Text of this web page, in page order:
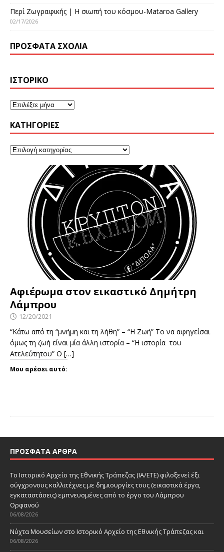
Περί Ζωγραφικής | Η σιωπή του κόσμου-Mataroa Gallery
02/17/2026
ΠΡΌΣΦΑΤΑ ΣΧΌΛΙΑ
ΙΣΤΟΡΙΚΌ
KΑΤΗΓΟΡΊΕΣ
Αφιέρωμα στον εικαστικό Δημήτρη
Λάμπρου
12/20/2021
“Κάτω από τη “μνήμη και τη λήθη” – “Η Ζωή” Το να αφηγείσαι
όμως τη ζωή είναι μία άλλη ιστορία – “Η ιστορία του
Ατελεύτητου” Ο […]
Μου αρέσει αυτό:
ΠΡΌΣΦΑΤΑ ΆΡΘΡΑ
Το Ιστορικό Αρχείο της Εθνικής Τράπεζας (ΙΑ/ΕΤΕ) φιλοξενεί έξι
σύγχρονους καλλιτέχνες με δημιουργίες τους (εικαστικά έργα,
εγκαταστάσεις) εμπνευσμένες από το έργο του Λάμπρου
Ορφανού
06/08/2026
Νύχτα Μουσείων στο Ιστορικό Αρχείο της Εθνικής Τράπεζας και
06/08/2026